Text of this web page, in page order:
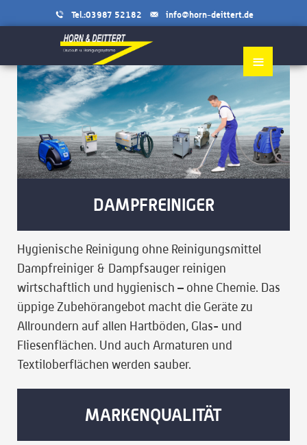
Tel.:03987 52182 info@horn-deittert.de
≡
DAMPFREINIGER
Hygienische Reinigung ohne Reinigungsmittel
Dampfreiniger & Dampfsauger reinigen
wirtschaftlich und hygienisch – ohne Chemie. Das
üppige Zubehörangebot macht die Geräte zu
Allroundern auf allen Hartböden, Glas- und
Fliesenflächen. Und auch Armaturen und
Textiloberflächen werden sauber.
MARKENQUALITÄT